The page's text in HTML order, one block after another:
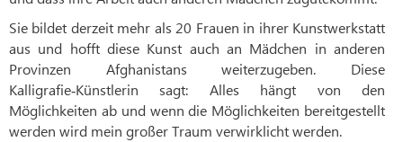
Sie bildet derzeit mehr als 20 Frauen in ihrer Kunstwerkstatt
aus und hofft diese Kunst auch an Mädchen in anderen
Provinzen Afghanistans weiterzugeben. Diese
Kalligrafie‑Künstlerin sagt: Alles hängt von den
Möglichkeiten ab und wenn die Möglichkeiten bereitgestellt
werden wird mein großer Traum verwirklicht werden.